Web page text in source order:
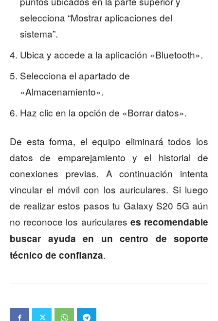
selecciona “Mostrar aplicaciones del
sistema”.
Ubica y accede a la aplicación «Bluetooth».
Selecciona el apartado de
«Almacenamiento».
Haz clic en la opción de «Borrar datos».
De esta forma, el equipo eliminará todos los
datos de emparejamiento y el historial de
conexiones previas. A continuación intenta
vincular el móvil con los auriculares. Si luego
de realizar estos pasos tu Galaxy S20 5G aún
no reconoce los auriculares es recomendable
buscar ayuda en un centro de soporte
técnico de confianza.